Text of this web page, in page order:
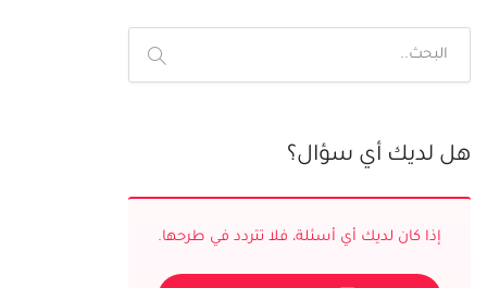
هل لديك أي سؤال؟
إذا كان لديك أي أسئلة، فلا تتردد في طرحها.